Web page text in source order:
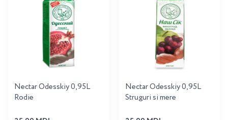
Nectar Odesskiy 0,95L
Rodie
Nectar Odesskiy 0,95L
Struguri si mere